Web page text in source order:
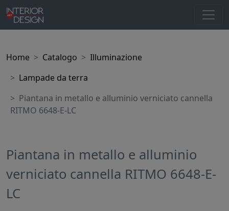
Home Catalogo
Illuminazione
Lampade da terra
Piantana in metallo e alluminio verniciato cannella
RITMO 6648-E-LC
Piantana in metallo e alluminio
verniciato cannella RITMO 6648-E-
LC